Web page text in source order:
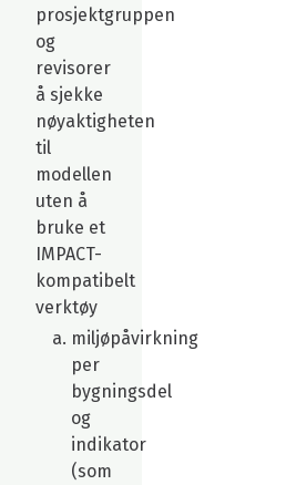
prosjektgruppen
og
revisorer
å sjekke
nøyaktigheten
til
modellen
uten å
bruke et
IMPACT-
kompatibelt
verktøy
miljøpåvirkning
per
bygningsdel
og
indikator
(som